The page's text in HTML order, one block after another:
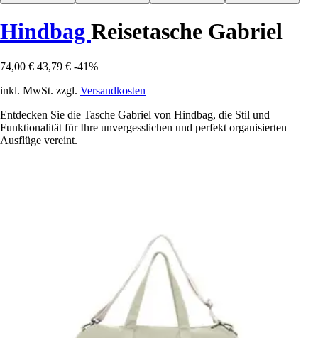
Hindbag Reisetasche Gabriel
74,00 € 43,79 € -41%
inkl. MwSt. zzgl. Versandkosten
Entdecken Sie die Tasche Gabriel von Hindbag, die Stil und
Funktionalität für Ihre unvergesslichen und perfekt organisierten
Ausflüge vereint.